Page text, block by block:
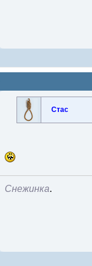
Стас
Снежинка.